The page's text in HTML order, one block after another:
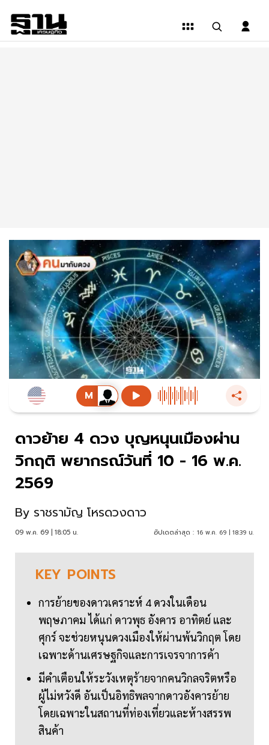
ดาวย้าย 4 ดวง บุญหนุนเมืองผ่าน
วิกฤติ พยากรณ์วันที่ 10 - 16 พ.ค.
2569
By ราชรามัญ โหรดวงดาว
09 พ.ค. 69 | 18:05 น. อัปเดตล่าสุด : 16 พ.ค. 69 | 18:39 น.
KEY POINTS
การย้ายของดาวเคราะห์ 4 ดวงในเดือน
พฤษภาคม ได้แก่ ดาวพุธ อังคาร อาทิตย์ และ
ศุกร์ จะช่วยหนุนดวงเมืองให้ผ่านพ้นวิกฤต โดย
เฉพาะด้านเศรษฐกิจและการเจรจาการค้า
มีคำเตือนให้ระวังเหตุร้ายจากคนวิกลจริตหรือ
ผู้ไม่หวังดี อันเป็นอิทธิพลจากดาวอังคารย้าย
โดยเฉพาะในสถานที่ท่องเที่ยวและห้างสรรพ
สินค้า